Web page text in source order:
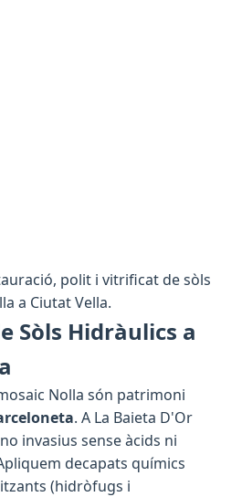
polit i vitrificat de sòls
a Ciutat Vella.
Sòls Hidràulics a
Nolla són patrimoni
. A La Baieta D'Or
invasius sense àcids ni
decapats químics
(hidròfugs i